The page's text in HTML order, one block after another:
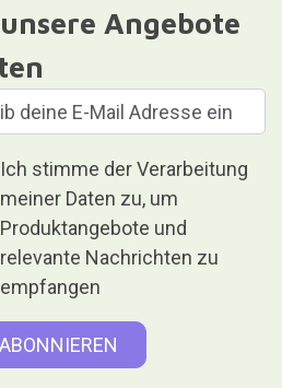
Angebote
Ich stimme der Verarbeitung
meiner Daten zu, um
Produktangebote und
relevante Nachrichten zu
empfangen